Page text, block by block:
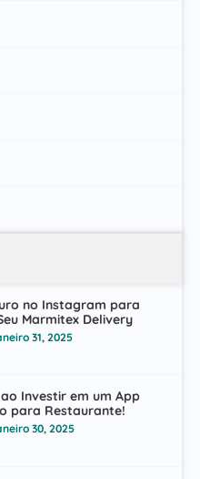
no Instagram para
Marmitex Delivery
31, 2025
ao Investir em um App
para Restaurante!
30, 2025